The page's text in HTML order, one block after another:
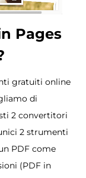
Pages
gratuiti online
di
2 convertitori
2 strumenti
PDF come
(PDF in